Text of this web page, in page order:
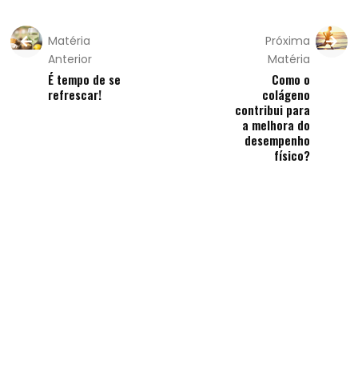
Matéria
Anterior
É tempo de se
refrescar!
Próxima
Matéria
Como o
colágeno
contribui para
a melhora do
desempenho
físico?